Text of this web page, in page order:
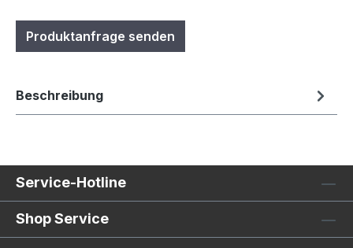
Produktanfrage senden
Beschreibung
Service-Hotline
Shop Service